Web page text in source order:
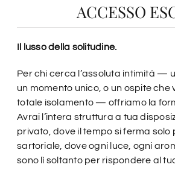
ACCESSO
Il lusso della solitudine.
Per chi cerca l’assoluta intimità —
un momento unico, o un ospite che
totale isolamento — offriamo la
Avrai l’intera struttura a tua
privato, dove il tempo si ferma solo
sartoriale, dove ogni luce, ogni
sono lì soltanto per rispondere al